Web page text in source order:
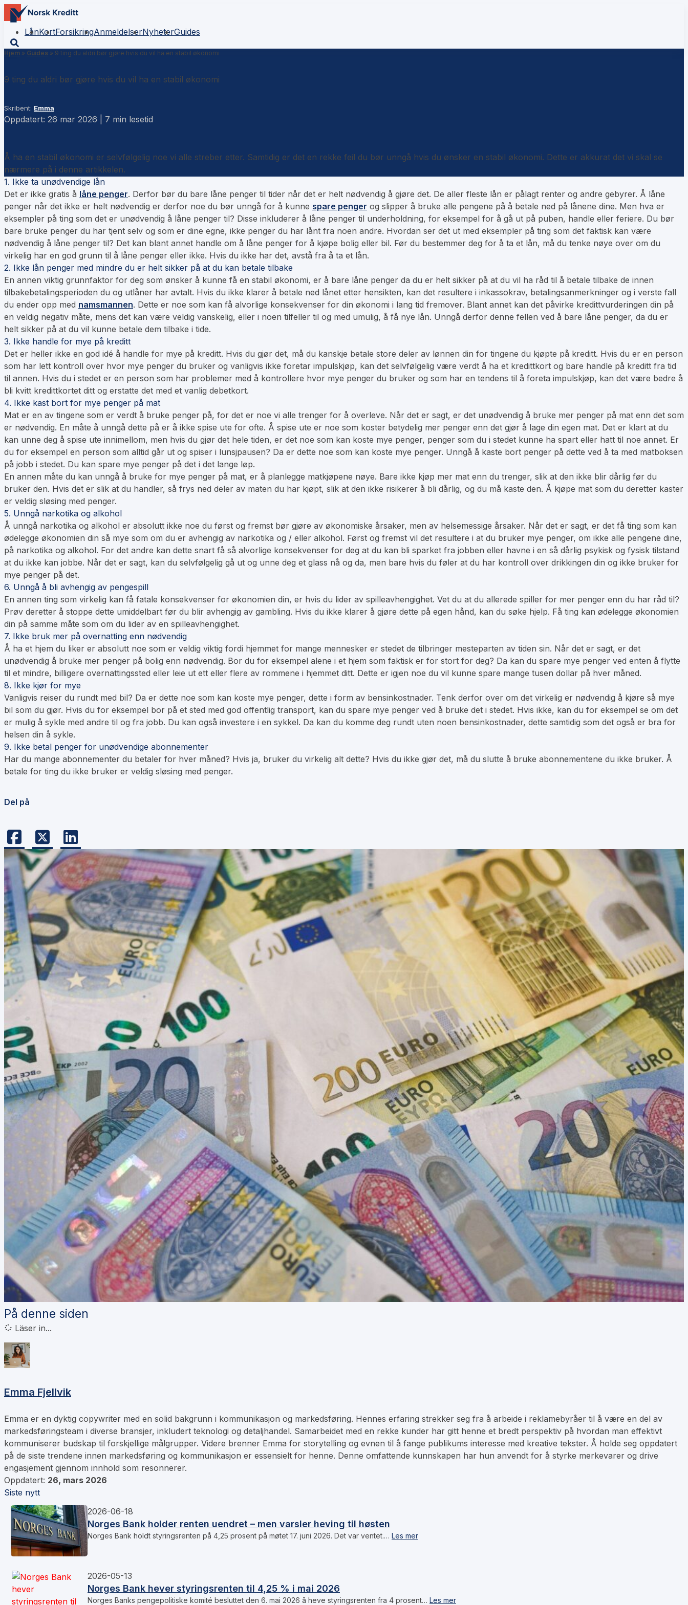
LånKortForsikringAnmeldelserNyheterGuides
Hjem » Guides » 9 ting du aldri bør gjøre hvis du vil ha en stabil økonomi
9 ting du aldri bør gjøre hvis du vil ha en stabil økonomi
Skribent: Emma
Oppdatert: 26 mar 2026 | 7 min lesetid
Å ha en stabil økonomi er selvfølgelig noe vi alle streber etter. Samtidig er det en rekke feil du bør unngå hvis du ønsker en stabil økonomi. Dette er akkurat det vi skal se
nærmere på i denne artikkelen.
1. Ikke ta unødvendige lån
Det er ikke gratis å låne penger. Derfor bør du bare låne penger til tider når det er helt nødvendig å gjøre det. De aller fleste lån er pålagt renter og andre gebyrer. Å låne
penger når det ikke er helt nødvendig er derfor noe du bør unngå for å kunne spare penger og slipper å bruke alle pengene på å betale ned på lånene dine. Men hva er
eksempler på ting som det er unødvendig å låne penger til? Disse inkluderer å låne penger til underholdning, for eksempel for å gå ut på puben, handle eller feriere. Du bør
bare bruke penger du har tjent selv og som er dine egne, ikke penger du har lånt fra noen andre. Hvordan ser det ut med eksempler på ting som det faktisk kan være
nødvendig å låne penger til? Det kan blant annet handle om å låne penger for å kjøpe bolig eller bil. Før du bestemmer deg for å ta et lån, må du tenke nøye over om du
virkelig har en god grunn til å låne penger eller ikke. Hvis du ikke har det, avstå fra å ta et lån.
2. Ikke lån penger med mindre du er helt sikker på at du kan betale tilbake
En annen viktig grunnfaktor for deg som ønsker å kunne få en stabil økonomi, er å bare låne penger da du er helt sikker på at du vil ha råd til å betale tilbake de innen
tilbakebetalingsperioden du og utlåner har avtalt. Hvis du ikke klarer å betale ned lånet etter hensikten, kan det resultere i inkassokrav, betalingsanmerkninger og i verste fall
du ender opp med namsmannen. Dette er noe som kan få alvorlige konsekvenser for din økonomi i lang tid fremover. Blant annet kan det påvirke kredittvurderingen din på
en veldig negativ måte, mens det kan være veldig vanskelig, eller i noen tilfeller til og med umulig, å få nye lån. Unngå derfor denne fellen ved å bare låne penger, da du er
helt sikker på at du vil kunne betale dem tilbake i tide.
3. Ikke handle for mye på kreditt
Det er heller ikke en god idé å handle for mye på kreditt. Hvis du gjør det, må du kanskje betale store deler av lønnen din for tingene du kjøpte på kreditt. Hvis du er en person
som har lett kontroll over hvor mye penger du bruker og vanligvis ikke foretar impulskjøp, kan det selvfølgelig være verdt å ha et kredittkort og bare handle på kreditt fra tid
til annen. Hvis du i stedet er en person som har problemer med å kontrollere hvor mye penger du bruker og som har en tendens til å foreta impulskjøp, kan det være bedre å
bli kvitt kredittkortet ditt og erstatte det med et vanlig debetkort.
4. Ikke kast bort for mye penger på mat
Mat er en av tingene som er verdt å bruke penger på, for det er noe vi alle trenger for å overleve. Når det er sagt, er det unødvendig å bruke mer penger på mat enn det som
er nødvendig. En måte å unngå dette på er å ikke spise ute for ofte. Å spise ute er noe som koster betydelig mer penger enn det gjør å lage din egen mat. Det er klart at du
kan unne deg å spise ute innimellom, men hvis du gjør det hele tiden, er det noe som kan koste mye penger, penger som du i stedet kunne ha spart eller hatt til noe annet. Er
du for eksempel en person som alltid går ut og spiser i lunsjpausen? Da er dette noe som kan koste mye penger. Unngå å kaste bort penger på dette ved å ta med matboksen
på jobb i stedet. Du kan spare mye penger på det i det lange løp.
En annen måte du kan unngå å bruke for mye penger på mat, er å planlegge matkjøpene nøye. Bare ikke kjøp mer mat enn du trenger, slik at den ikke blir dårlig før du
bruker den. Hvis det er slik at du handler, så frys ned deler av maten du har kjøpt, slik at den ikke risikerer å bli dårlig, og du må kaste den. Å kjøpe mat som du deretter kaster
er veldig sløsing med penger.
5. Unngå narkotika og alkohol
Å unngå narkotika og alkohol er absolutt ikke noe du først og fremst bør gjøre av økonomiske årsaker, men av helsemessige årsaker. Når det er sagt, er det få ting som kan
ødelegge økonomien din så mye som om du er avhengig av narkotika og / eller alkohol. Først og fremst vil det resultere i at du bruker mye penger, om ikke alle pengene dine,
på narkotika og alkohol. For det andre kan dette snart få så alvorlige konsekvenser for deg at du kan bli sparket fra jobben eller havne i en så dårlig psykisk og fysisk tilstand
at du ikke kan jobbe. Når det er sagt, kan du selvfølgelig gå ut og unne deg et glass nå og da, men bare hvis du føler at du har kontroll over drikkingen din og ikke bruker for
mye penger på det.
6. Unngå å bli avhengig av pengespill
En annen ting som virkelig kan få fatale konsekvenser for økonomien din, er hvis du lider av spilleavhengighet. Vet du at du allerede spiller for mer penger enn du har råd til?
Prøv deretter å stoppe dette umiddelbart før du blir avhengig av gambling. Hvis du ikke klarer å gjøre dette på egen hånd, kan du søke hjelp. Få ting kan ødelegge økonomien
din på samme måte som om du lider av en spilleavhengighet.
7. Ikke bruk mer på overnatting enn nødvendig
Å ha et hjem du liker er absolutt noe som er veldig viktig fordi hjemmet for mange mennesker er stedet de tilbringer mesteparten av tiden sin. Når det er sagt, er det
unødvendig å bruke mer penger på bolig enn nødvendig. Bor du for eksempel alene i et hjem som faktisk er for stort for deg? Da kan du spare mye penger ved enten å flytte
til et mindre, billigere overnattingssted eller leie ut ett eller flere av rommene i hjemmet ditt. Dette er igjen noe du vil kunne spare mange tusen dollar på hver måned.
8. Ikke kjør for mye
Vanligvis reiser du rundt med bil? Da er dette noe som kan koste mye penger, dette i form av bensinkostnader. Tenk derfor over om det virkelig er nødvendig å kjøre så mye
bil som du gjør. Hvis du for eksempel bor på et sted med god offentlig transport, kan du spare mye penger ved å bruke det i stedet. Hvis ikke, kan du for eksempel se om det
er mulig å sykle med andre til og fra jobb. Du kan også investere i en sykkel. Da kan du komme deg rundt uten noen bensinkostnader, dette samtidig som det også er bra for
helsen din å sykle.
9. Ikke betal penger for unødvendige abonnementer
Har du mange abonnementer du betaler for hver måned? Hvis ja, bruker du virkelig alt dette? Hvis du ikke gjør det, må du slutte å bruke abonnementene du ikke bruker. Å
betale for ting du ikke bruker er veldig sløsing med penger.
Del på
På denne siden
Läser in...
Emma Fjellvik
Emma er en dyktig copywriter med en solid bakgrunn i kommunikasjon og markedsføring. Hennes erfaring strekker seg fra å arbeide i reklamebyråer til å være en del av
markedsføringsteam i diverse bransjer, inkludert teknologi og detaljhandel. Samarbeidet med en rekke kunder har gitt henne et bredt perspektiv på hvordan man effektivt
kommuniserer budskap til forskjellige målgrupper. Videre brenner Emma for storytelling og evnen til å fange publikums interesse med kreative tekster. Å holde seg oppdatert
på de siste trendene innen markedsføring og kommunikasjon er essensielt for henne. Denne omfattende kunnskapen har hun anvendt for å styrke merkevarer og drive
engasjement gjennom innhold som resonnerer.
Oppdatert: 26, mars 2026
Siste nytt
2026-06-18
Norges Bank holder renten uendret – men varsler heving til høsten
Norges Bank holdt styringsrenten på 4,25 prosent på møtet 17. juni 2026. Det var ventet.… Les mer
2026-05-13
Norges Bank hever styringsrenten til 4,25 % i mai 2026
Norges Banks pengepolitiske komité besluttet den 6. mai 2026 å heve styringsrenten fra 4 prosent… Les mer